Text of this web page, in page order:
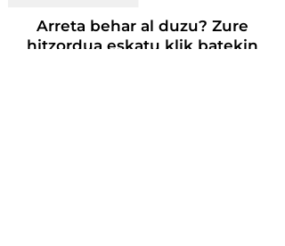
Arreta behar al duzu? Zure
hitzordua eskatu klik batekin